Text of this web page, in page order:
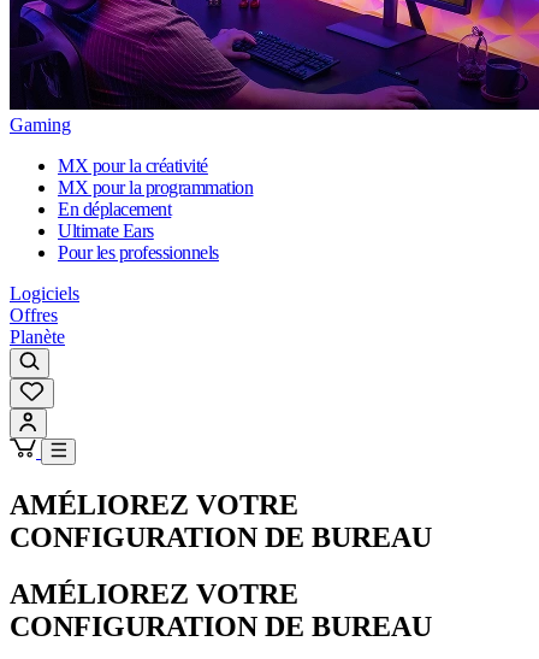
Gaming
MX pour la créativité
MX pour la programmation
En déplacement
Ultimate Ears
Pour les professionnels
Logiciels
Offres
Planète
AMÉLIOREZ VOTRE
CONFIGURATION DE BUREAU
AMÉLIOREZ VOTRE
CONFIGURATION DE BUREAU